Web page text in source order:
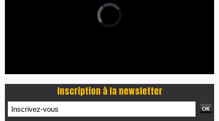
Inscription à la newsletter